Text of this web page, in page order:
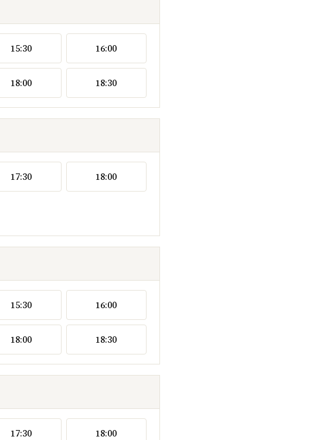
15:30 16:00
18:00 18:30
17:30 18:00
15:30 16:00
18:00 18:30
17:30 18:00